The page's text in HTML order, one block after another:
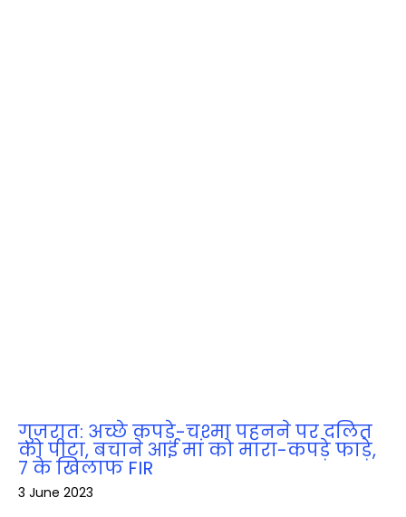
गुजरात: अच्छे कपड़े-चश्मा पहनने पर दलित
को पीटा, बचाने आई मां को मारा-कपड़े फाड़े,
7 के खिलाफ FIR
3 June 2023